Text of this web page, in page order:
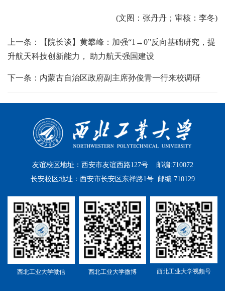
(文图：张丹丹；审核：李冬)
上一条：【院长谈】黄攀峰：加强“1→0”反向基础研究，提
升航天科技创新能力， 助力航天强国建设
下一条：内蒙古自治区政府副主席孙俊青一行来校调研
友谊校区地址：西安市友谊西路127号 邮编:710072
长安校区地址：西安市长安区东祥路1号 邮编:710129
西北工业大学微信 西北工业大学微博 西北工业大学视频号